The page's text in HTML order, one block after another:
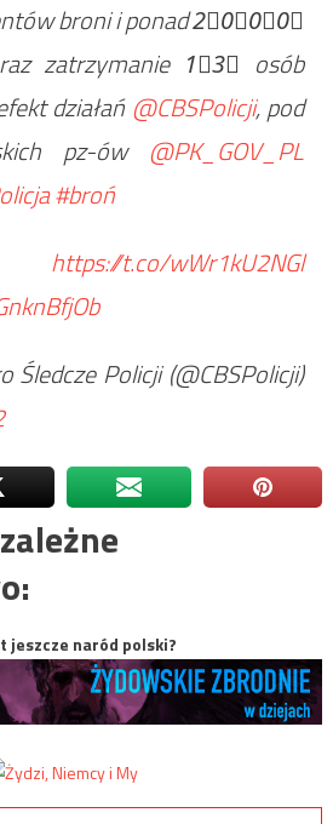
broni i ponad 2⃣0⃣0⃣0⃣
zatrzymanie 1⃣3⃣ osób
działań@CBSPolicji, pod
pz-ów @PK_GOV_PL
#broń
https://t.co/wWr1kU2NGl
Policji (@CBSPolicji)
jeszcze naród polski?